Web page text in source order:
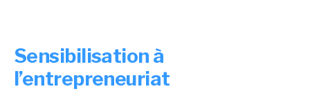
Sensibilisation à
l’entrepreneuriat